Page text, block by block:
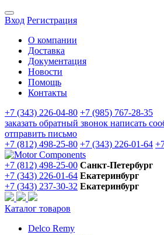
Вход Регистрация
О компании
Доставка
Документация
Новости
Помощь
Контакты
+7 (343) 226-04-80 +7 (985) 767-28-35
заказать обратный звонок написать
отправить письмо
+7 (812) 498-25-80 +7 (343) 226-01-64
+7 (812) 498-25-00 Санкт-Петербург
+7 (343) 226-01-64 Екатеринбург
+7 (343) 237-30-32 Екатеринбург
Каталог товаров
Delco Remy